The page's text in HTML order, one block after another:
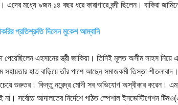
মধ্যে ৯জন ১৪ বছর ধরে কারাগারে বন্দী ছিলেন। বাকিরা
প্রতিশ্রুতি দিলেন মুকেশ আম্বানি
পেয়েছিলেন এহসানের স্ত্রী জাকিয়া। তিনিই মূলত অসীম সাহস নিয়ে
হাত বাড়িয়ে তাঁর পাশে আছেন সমাজকর্মী তিস্তা
গুরুতর। কিন্তু নরেন্দ্র মোদী সব অভিযোগ অস্বীকার করেন।
সর্বোচ্চ আদালতের নির্দেশে গঠিত স্পেশাল ইনভেস্টিগেশন